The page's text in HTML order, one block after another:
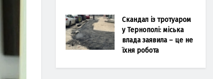
Скандал із тротуаром
у Тернополі: міська
влада заявила – це не
їхня робота